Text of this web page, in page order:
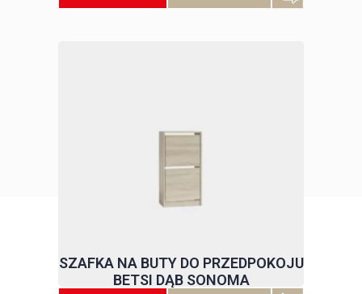
SZAFKA NA BUTY DO PRZEDPOKOJU
BETSI DĄB SONOMA